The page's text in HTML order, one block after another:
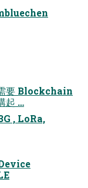
要 Blockchain
起 …
, LoRa,